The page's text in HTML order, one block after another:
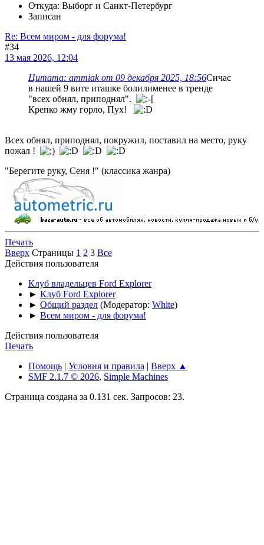
Откуда: Выборг и Санкт-Петербург
Записан
Re: Всем миром - для форума!
#34
13 мая 2026, 12:04
Цитата: ammiak от 09 декабря 2025, 18:56Сичас
в нашей 9 вите иташке болилименее в тренде
"всех обнял, приподнял".
Крепко жму горло, Пух!
Всех обнял, приподнял, покружил, поставил на место, руку
пожал !
"Берегите руку, Сеня !" (классика жанра)
Печать
Вверх Страницы 1 2 3 Все
Действия пользователя
Клуб владельцев Ford Explorer
► Клуб Ford Explorer
► Общий раздел (Модератор: White)
► Всем миром - для форума!
Действия пользователя
Печать
Помощь | Условия и правила | Вверх ▲
SMF 2.1.7 © 2026, Simple Machines
Страница создана за 0.131 сек. Запросов: 23.